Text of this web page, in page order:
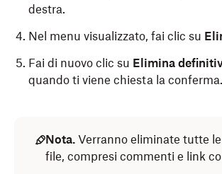
destra.
Nel menu visualizzato, fai clic su
Fai di nuovo clic su Elimina
quando ti viene chiesta la conferma.
Nota. Verranno eliminate tutte le
file, compresi commenti e link